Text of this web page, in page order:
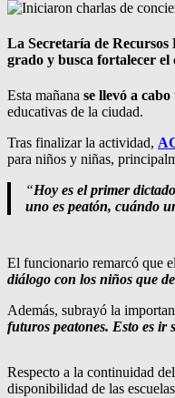
La Secretaría de Recursos
grado y busca fortalecer el
Esta mañana se llevó a
educativas de la ciudad.
Tras finalizar la actividad,
para niños y niñas,
“Hoy es el primer
uno es peatón, cuándo
El funcionario remarcó que
diálogo con los niños que
Además, subrayó la
futuros peatones. Esto es ir
Respecto a la continuidad
disponibilidad de las